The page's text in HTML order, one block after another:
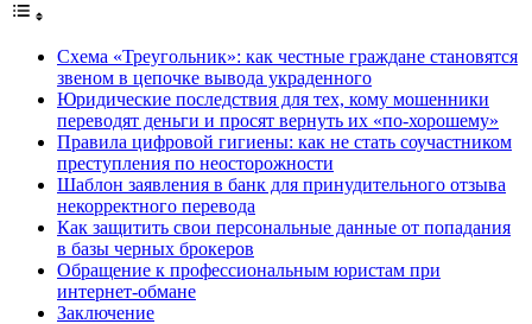
Схема «Треугольник»: как честные граждане становятся
звеном в цепочке вывода украденного
Юридические последствия для тех, кому мошенники
переводят деньги и просят вернуть их «по-хорошему»
Правила цифровой гигиены: как не стать соучастником
преступления по неосторожности
Шаблон заявления в банк для принудительного отзыва
некорректного перевода
Как защитить свои персональные данные от попадания
в базы черных брокеров
Обращение к профессиональным юристам при
интернет-обмане
Заключение